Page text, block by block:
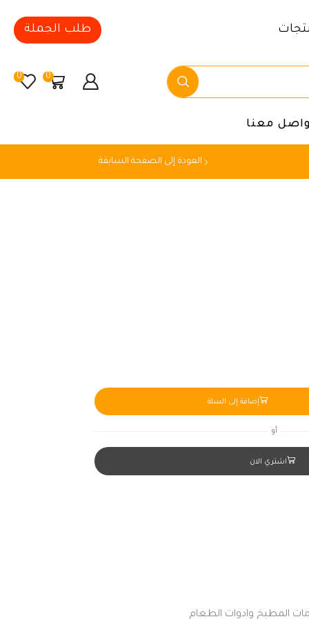
طلب الجملة
0
0
معنا
العودة إلى الصفحة السابقة
إضافة إلى السلة
أو
اشتري الان
المطبخ وادوات الطعام